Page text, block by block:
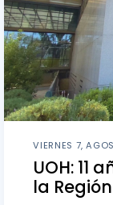
VIERNES 7,
UOH: 11
la